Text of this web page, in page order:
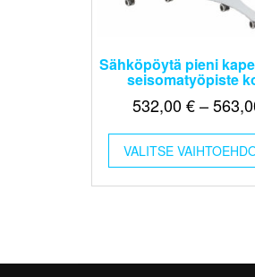
Sähköpöytä pieni
seisomatyöpiste
532,00€ –
VALITSE